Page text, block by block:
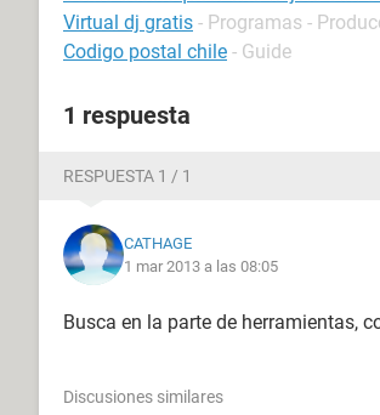
Virtual dj gratis - Programas -
Codigo postal chile - Guide
1 respuesta
RESPUESTA 1 / 1
CATHAGE
1 mar 2013 a las 08:05
Busca en la parte de herramientas,
Discusiones similares